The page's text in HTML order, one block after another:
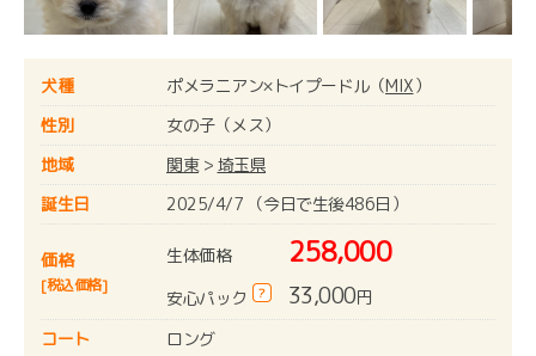
犬種 ポメラニアン×トイプードル（MIX）
性別
女の子（メス）
地域
関東> 埼玉県
誕生日
2025/4/7 （今日で生後486日）
価格
[税込価格]
生体価格 258,000
安心パック ? 33,000円
コート
ロング